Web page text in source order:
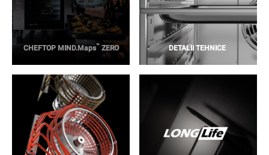
CHEFTOP MIND.Maps™ZERO DETALII TEHNICE